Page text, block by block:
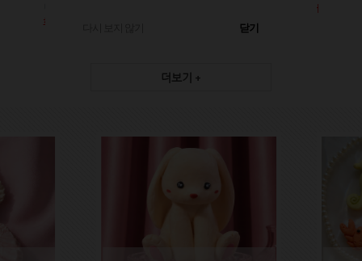
회원공개
회원공개
더보기 +
닫기